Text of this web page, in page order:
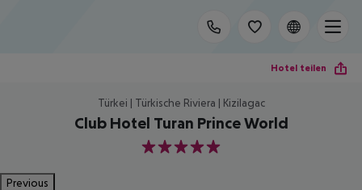
Hotel teilen
Türkei | Türkische Riviera | Kizilagac
Club Hotel Turan Prince World
5
Previous